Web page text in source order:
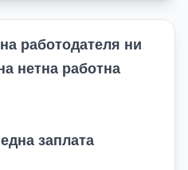
работодателя ни
нетна работна
заплата